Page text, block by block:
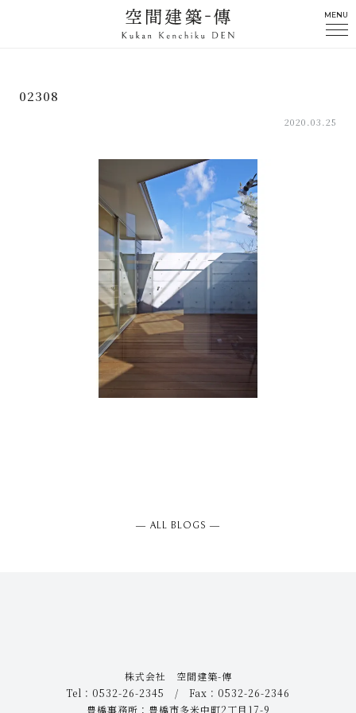
MENU
02308
2020.03.25
― ALL BLOGS ―
株式会社 空間建築-傳
Tel：0532-26-2345 / Fax：0532-26-2346
豊橋事務所：豊橋市多米中町2丁目17-9